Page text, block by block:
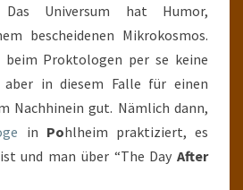
Das Universum hat Humor,
bescheidenen Mikrokosmos.
beim Proktologen per se keine
aber in diesem Falle für einen
Nachhinein gut. Nämlich dann,
in Pohlheim praktiziert, es
und man über “The Day After